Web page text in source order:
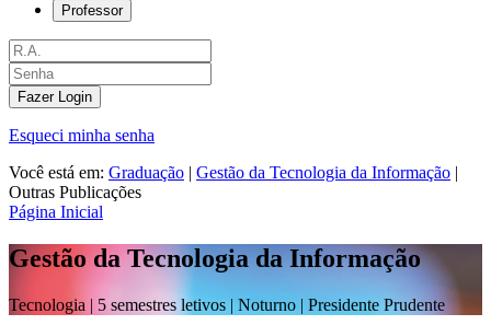
Professor
Fazer Login
Esqueci minha senha
Você está em: Graduação | Gestão da Tecnologia da Informação |
Outras Publicações
Página Inicial
Gestão da Tecnologia da Informação
Tecnologia | 5 semestres letivos | Noturno | Presidente Prudente